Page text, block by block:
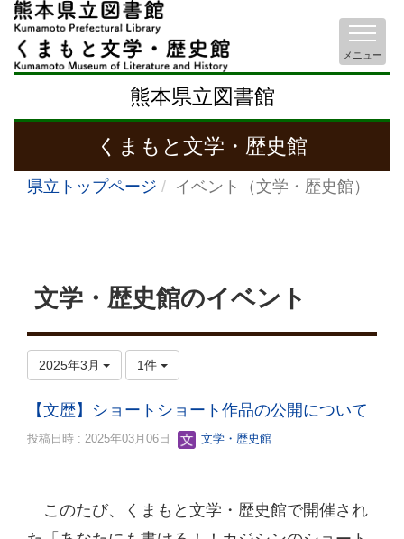
熊本県立図書館
くまもと文学・歴史館
メニュー
県立トップページ イベント（文学・歴史館）
文学・歴史館のイベント
2025年3月 1件
【文歴】ショートショート作品の公開について
投稿日時 : 2025年03月06日 文学・歴史館
このたび、くまもと文学・歴史館で開催され